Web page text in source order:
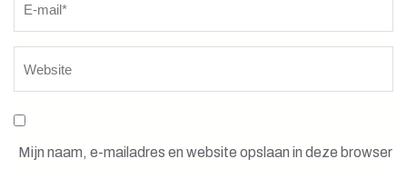
Mijn naam, e-mailadres en website opslaan in deze browser